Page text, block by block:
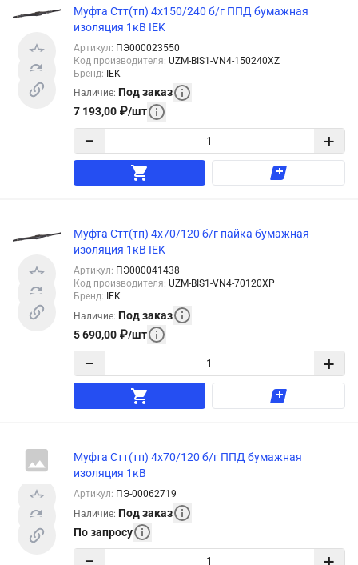
Муфта Стт(тп) 4х150/240 б/г ППД бумажная
изоляция 1кВ IEK
Артикул: ПЭ000023550
Код производителя: UZM-BIS1-VN4-150240XZ
Бренд: IEK
Наличие: Под заказ
7 193,00 ₽/шт
− +
Муфта Стт(тп) 4х70/120 б/г пайка бумажная
изоляция 1кВ IEK
Артикул: ПЭ000041438
Код производителя: UZM-BIS1-VN4-70120XP
Бренд:
IEK
Наличие: Под заказ
5 690,00 ₽/шт
− +
Муфта Стт(тп) 4х70/120 б/г ППД бумажная
изоляция 1кВ
Артикул: ПЭ-00062719
Наличие: Под заказ
По запросу